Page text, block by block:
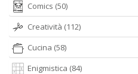
Comics (50)
Creatività (112)
Cucina (58)
Enigmistica (84)